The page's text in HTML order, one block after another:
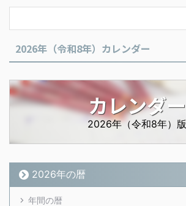
2026年（令和8年）カレンダー
カレンダー
2026年（令和8年）版
2026年の暦
年間の暦